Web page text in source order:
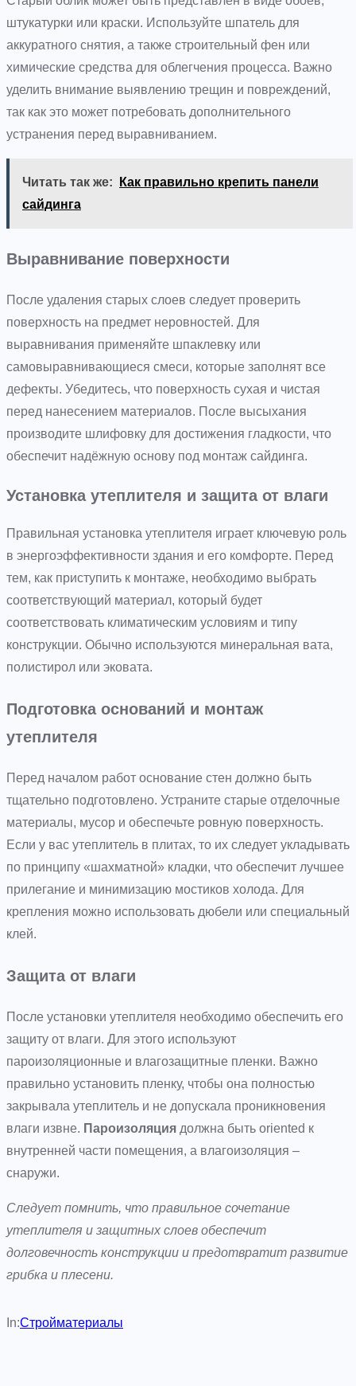
штукатурки или краски. Используйте шпатель для
аккуратного снятия, а также строительный фен или
химические средства для облегчения процесса. Важно
уделить внимание выявлению трещин и повреждений,
так как это может потребовать дополнительного
устранения перед выравниванием.
Читать так же:
Как правильно крепить панели
сайдинга
Выравнивание поверхности
После удаления старых слоев следует проверить
поверхность на предмет неровностей. Для
выравнивания применяйте шпаклевку или
самовыравнивающиеся смеси, которые заполнят все
дефекты. Убедитесь, что поверхность сухая и чистая
перед нанесением материалов. После высыхания
производите шлифовку для достижения гладкости, что
обеспечит надёжную основу под монтаж сайдинга.
Установка утеплителя и защита от влаги
Правильная установка утеплителя играет ключевую роль
в энергоэффективности здания и его комфорте. Перед
тем, как приступить к монтаже, необходимо выбрать
соответствующий материал, который будет
соответствовать климатическим условиям и типу
конструкции. Обычно используются минеральная вата,
полистирол или эковата.
Подготовка оснований и монтаж
утеплителя
Перед началом работ основание стен должно быть
тщательно подготовлено. Устраните старые отделочные
материалы, мусор и обеспечьте ровную поверхность.
Если у вас утеплитель в плитах, то их следует укладывать
по принципу «шахматной» кладки, что обеспечит лучшее
прилегание и минимизацию мостиков холода. Для
крепления можно использовать дюбели или специальный
клей.
Защита от влаги
После установки утеплителя необходимо обеспечить его
защиту от влаги. Для этого используют
пароизоляционные и влагозащитные пленки. Важно
правильно установить пленку, чтобы она полностью
закрывала утеплитель и не допускала проникновения
влаги извне. Пароизоляция должна быть oriented к
внутренней части помещения, а влагоизоляция –
снаружи.
Следует помнить, что правильное сочетание
утеплителя и защитных слоев обеспечит
долговечность конструкции и предотвратит развитие
грибка и плесени.
In:Стройматериалы